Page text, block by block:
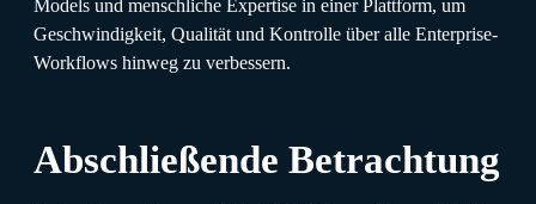
Models und menschliche Expertise in einer Plattform, um
Geschwindigkeit, Qualität und Kontrolle über alle Enterprise-
Workflows hinweg zu verbessern.
Abschließende Betrachtung